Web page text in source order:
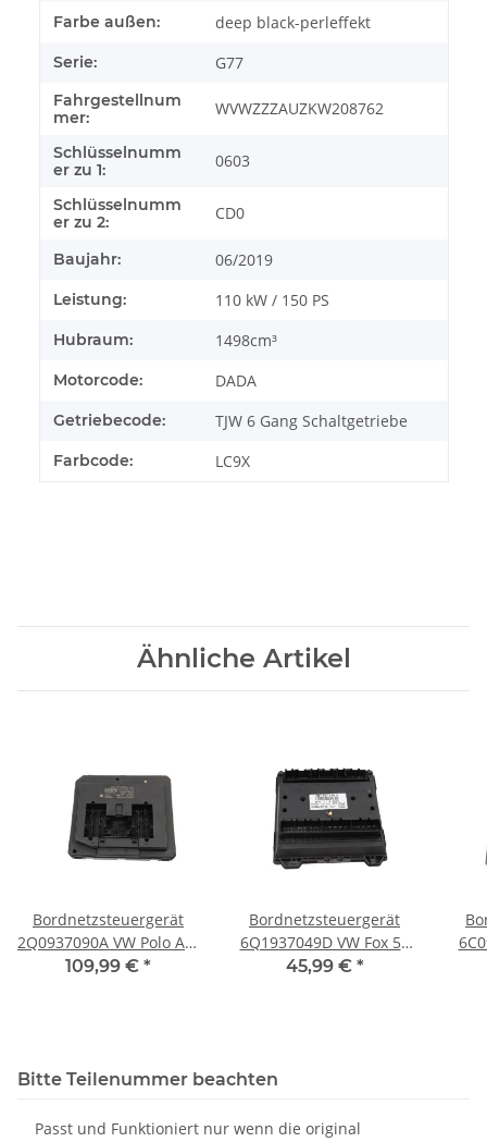
Farbe außen: deep black-perleffekt
Serie: G77
Fahrgestellnum
mer:
WVWZZZAUZKW208762
Schlüsselnumm
er zu 1:
0603
Schlüsselnumm
er zu 2:
CD0
Baujahr: 06/2019
Leistung: 110 kW / 150 PS
Hubraum: 1498cm³
Motorcode: DADA
Getriebecode: TJW 6 Gang Schaltgetriebe
Farbcode: LC9X
Ähnliche Artikel
Bordnetzsteuergerät
2Q0937090A VW Polo AW
T-Cross Seat Ibiza V
109,99 € *
Bordnetzsteuergerät
6Q1937049D VW Fox 5Z
Polo 9N-9N3 Seat Ibiza
45,99 € *
Bitte Teilenummer beachten
Passt und Funktioniert nur wenn die original